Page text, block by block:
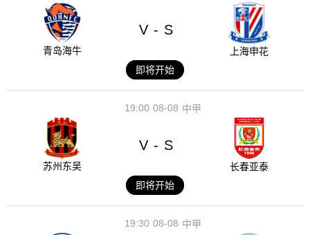
青岛海牛
V - S
上海申花
即将开始
08-08
19:00 中甲
苏州东吴
V - S
长春亚泰
即将开始
08-08
19:30 中甲